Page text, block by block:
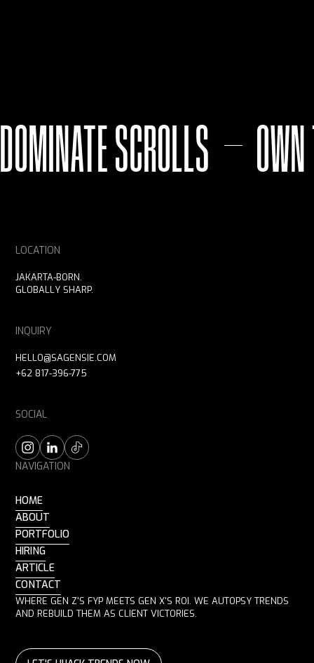
DOMINATE SCROLLS
WHERE GEN Z'S FYP MEETS GEN X'S ROI. WE AUTOPSY TRENDS
AND REBUILD THEM AS CLIENT VICTORIES.
NAVIGATION
HOME
ABOUT
PORTFOLIO
HIRING
ARTICLE
CONTACT
LOCATION
JAKARTA-BORN.
GLOBALLY SHARP.
INQUIRY
HELLO@SAGENSIE.COM
+62 817-396-775
SOCIAL